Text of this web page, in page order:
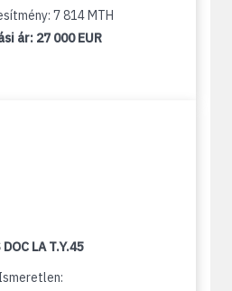
7 814 MTH
ár: 27 000 EUR
LA T.Y.45